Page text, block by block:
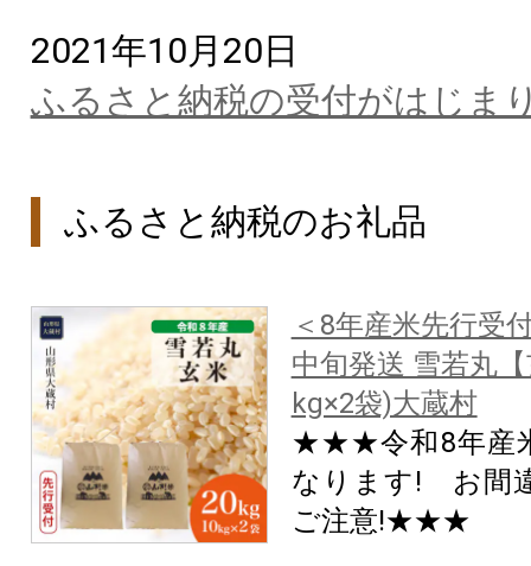
2021年10月20日
ふるさと納税の受付がはじま
ふるさと納税のお礼品
＜8年産米先行受
中旬発送 雪若丸
kg×2袋)大蔵村
★★★令和8年産
なります! お間
ご注意!★★★